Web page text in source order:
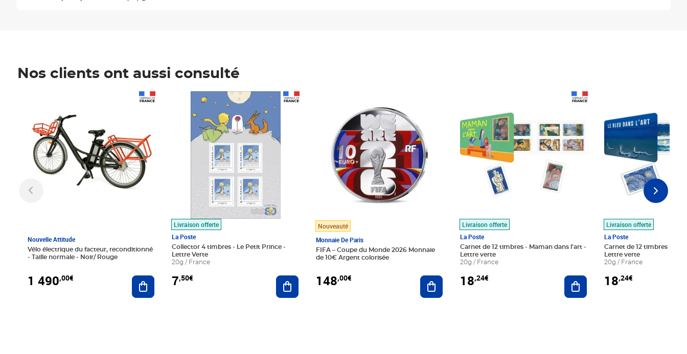
Nos clients ont aussi consulté
Nouvelle Attitude
Vélo électrique du facteur, reconditionné
- Taille normale - Noir/ Rouge
1 490,00€ Ajouter au panier
Livraison offerte
La Poste
Collector 4 timbres - Le Petit Prince -
Lettre Verte
20g / France
7,50€
Prix 7,50€
Ajouter au panier
Nouveauté
Monnaie De Paris
FIFA – Coupe du Monde 2026 Monnaie
de 10€ Argent colorisée
148,00€ Ajouter au panier
Livraison offerte
La Poste
Carnet de 12 timbres - Maman dans l'art -
Lettre verte
20g / France
18,24€ Ajouter au panier
Livraison offerte
La Poste
Carnet de 12 timbres - Le
Lettre verte
20g / France
18,24€